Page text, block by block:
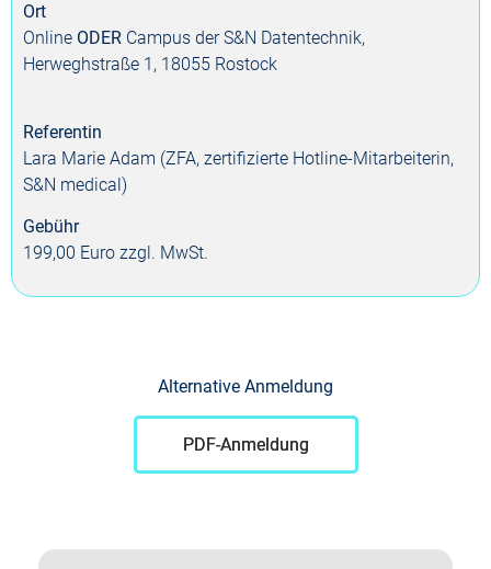
Ort
Online ODER Campus der S&N Datentechnik,
Herweghstraße 1, 18055 Rostock
Referentin
Lara Marie Adam (ZFA, zertifizierte Hotline-Mitarbeiterin,
S&N medical)
Gebühr
199,00 Euro zzgl. MwSt.
Alternative Anmeldung
PDF-Anmeldung